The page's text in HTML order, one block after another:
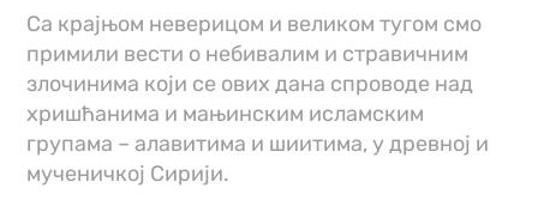
Са крајњом неверицом и великом тугом смо
примили вести о небивалим и стравичним
злочинима који се ових дана спроводе над
хришћанима и мањинским исламским
групама – алавитима и шиитима, у древној и
мученичкој Сирији.